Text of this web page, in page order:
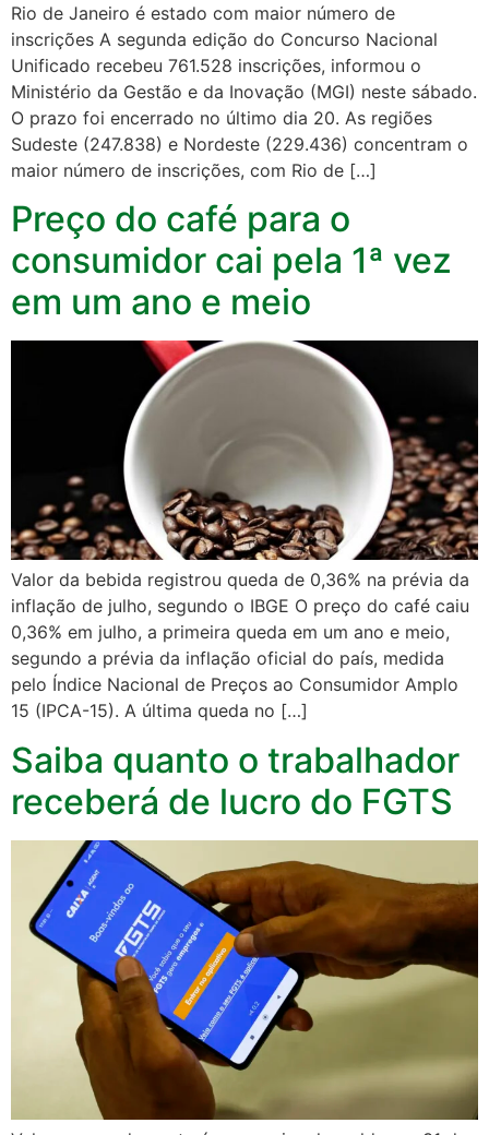
Rio de Janeiro é estado com maior número de
inscrições A segunda edição do Concurso Nacional
Unificado recebeu 761.528 inscrições, informou o
Ministério da Gestão e da Inovação (MGI) neste sábado.
O prazo foi encerrado no último dia 20. As regiões
Sudeste (247.838) e Nordeste (229.436) concentram o
maior número de inscrições, com Rio de […]
Preço do café para o
consumidor cai pela 1ª vez
em um ano e meio
Valor da bebida registrou queda de 0,36% na prévia da
inflação de julho, segundo o IBGE O preço do café caiu
0,36% em julho, a primeira queda em um ano e meio,
segundo a prévia da inflação oficial do país, medida
pelo Índice Nacional de Preços ao Consumidor Amplo
15 (IPCA-15). A última queda no […]
Saiba quanto o trabalhador
receberá de lucro do FGTS